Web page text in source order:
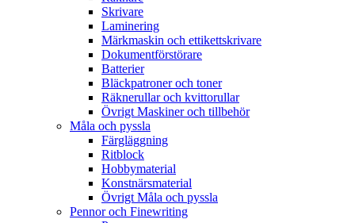
Skrivare
Laminering
Märkmaskin och ettikettskrivare
Dokumentförstörare
Batterier
Bläckpatroner och toner
Räknerullar och kvittorullar
Övrigt Maskiner och tillbehör
Måla och pyssla
Färgläggning
Ritblock
Hobbymaterial
Konstnärsmaterial
Övrigt Måla och pyssla
Pennor och Finewriting